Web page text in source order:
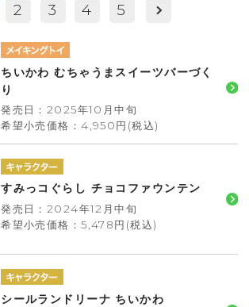
2 3 4 5
ちいかわ むちゃうまスイーツバーづく
り
発売日：2025年10月中旬
希望小売価格：4,950円(税込)
すみっコぐらし チョコファウンテン
発売日：2024年12月中旬
希望小売価格：5,478円(税込)
シールランドリーナ ちいかわ